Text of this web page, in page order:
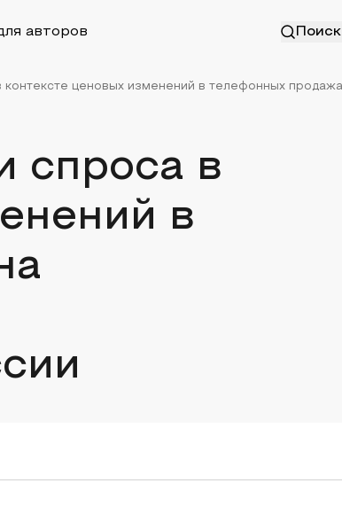
авторов
контексте ценовых изменений в телефонных
спроса в
в